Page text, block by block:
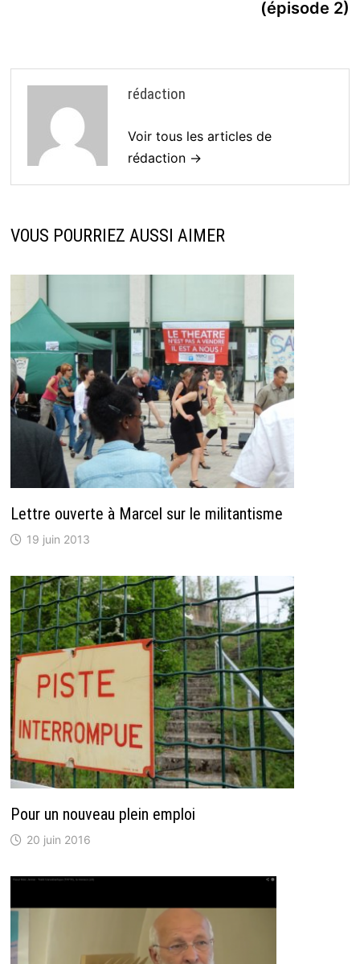
(épisode 2)
rédaction
Voir tous les articles de
rédaction →
VOUS POURRIEZ AUSSI AIMER
Lettre ouverte à Marcel sur le militantisme
19 juin 2013
Pour un nouveau plein emploi
20 juin 2016